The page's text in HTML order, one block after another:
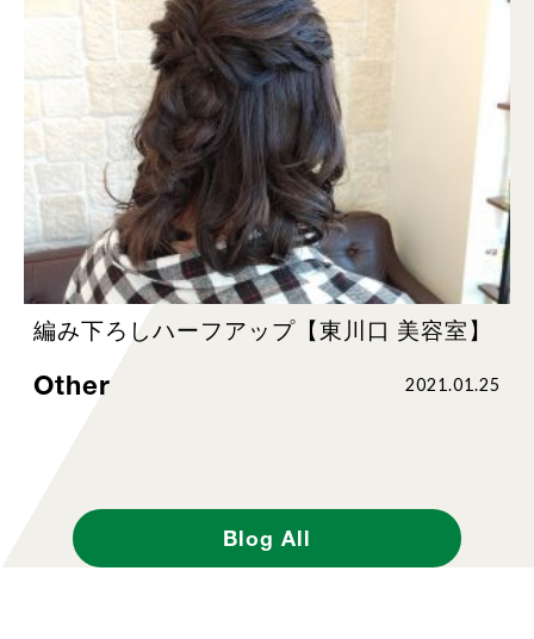
編み下ろしハーフアップ【東川口 美容室】
Other 2021.01.25
Blog All